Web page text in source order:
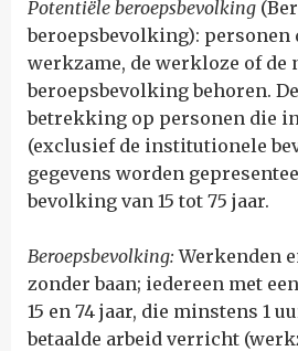
Potentiële beroepsbevolking
beroepsbevolking): personen
werkzame, de werkloze of de
beroepsbevolking behoren.
betrekking op personen die
(exclusief de institutionele
gegevens worden
bevolking van 15 tot 75 jaar.
Beroepsbevolking:Werkenden
zonder baan; iedereen met
15 en 74 jaar, die minstens 1
betaalde arbeid verricht